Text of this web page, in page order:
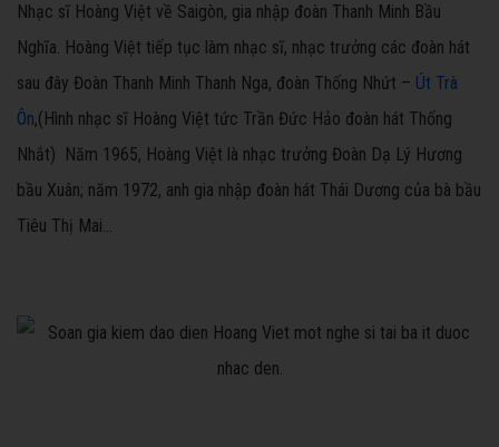
Nhạc sĩ Hoàng Việt về Saigòn, gia nhập đoàn Thanh Minh Bầu
Nghĩa. Hoàng Việt tiếp tục làm nhạc sĩ, nhạc trưởng các đoàn hát
sau đây Đoàn Thanh Minh Thanh Nga, đoàn Thống Nhứt – Út Trà
Ôn,(Hình nhạc sĩ Hoàng Việt tức Trần Đức Hảo đoàn hát Thống
Nhắt) Năm 1965, Hoàng Việt là nhạc trưởng Đoàn Dạ Lý Hương
bầu Xuân; năm 1972, anh gia nhập đoàn hát Thái Dương của bà bầu
Tiêu Thị Mai…